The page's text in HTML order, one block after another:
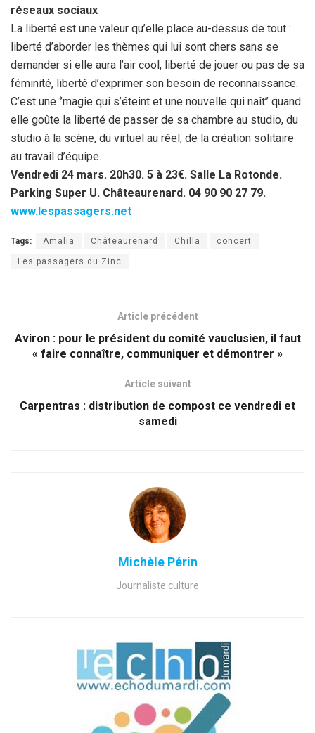
réseaux sociaux
La liberté est une valeur qu’elle place au-dessus de tout :
liberté d’aborder les thèmes qui lui sont chers sans se
demander si elle aura l’air cool, liberté de jouer ou pas de sa
féminité, liberté d’exprimer son besoin de reconnaissance.
C’est une ‘’magie qui s’éteint et une nouvelle qui naît’’ quand
elle goûte la liberté de passer de sa chambre au studio, du
studio à la scène, du virtuel au réel, de la création solitaire
au travail d’équipe.
Vendredi 24 mars. 20h30. 5 à 23€. Salle La Rotonde.
Parking Super U. Châteaurenard. 04 90 90 27 79.
www.lespassagers.net
Tags: Amalia Châteaurenard Chilla concert
Les passagers du Zinc
Article précédent
Aviron : pour le président du comité vauclusien, il faut
« faire connaître, communiquer et démontrer »
Article suivant
Carpentras : distribution de compost ce vendredi et
samedi
Michèle Périn
Journaliste culture